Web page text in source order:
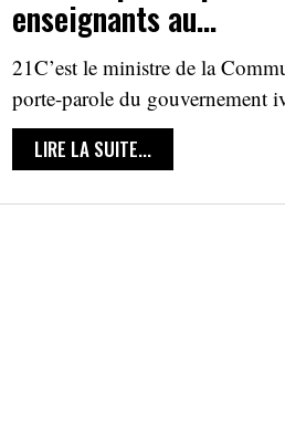
enseignants au…
21C’est le ministre de la
porte-parole du gouvernement
LIRE LA SUITE...